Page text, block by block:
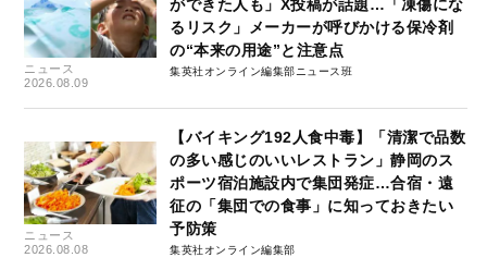
ニュース
2026.08.09
ができた人も」X投稿が話題…「凍傷にな
るリスク」メーカーが呼びかける保冷剤
の“本来の用途”と注意点
集英社オンライン編集部ニュース班
ニュース
2026.08.08
【バイキング192人食中毒】「清潔で品数
の多い感じのいいレストラン」静岡のス
ポーツ宿泊施設内で集団発症…合宿・遠
征の「集団での食事」に知っておきたい
予防策
集英社オンライン編集部